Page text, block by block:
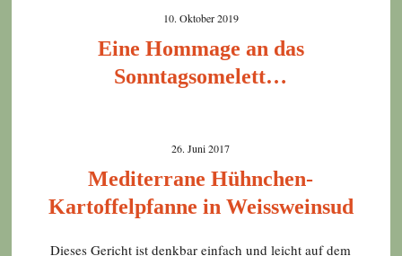
10. Oktober 2019
Eine Hommage an das
Sonntagsomelett…
26. Juni 2017
Mediterrane Hühnchen-
Kartoffelpfanne in Weissweinsud
Dieses Gericht ist denkbar einfach und leicht auf dem